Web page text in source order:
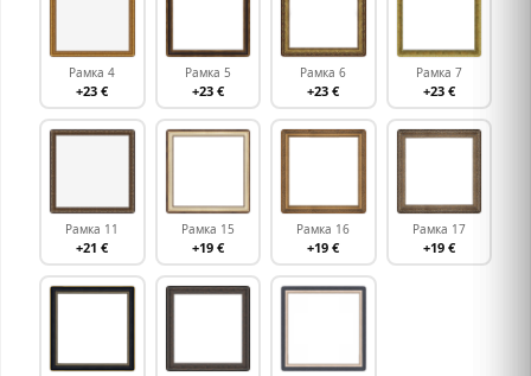
Рамка 4
+23 €
Рамка 5
+23 €
Рамка 6
+23 €
Рамка 7
+23 €
Рамка 11
+21 €
Рамка 15
+19 €
Рамка 16
+19 €
Рамка 17
+19 €